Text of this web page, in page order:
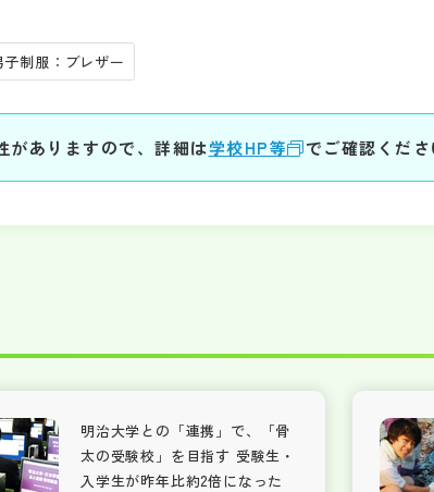
子制服：ブレザー
ありますので、詳細は学校HP等 でご確認くださ
明治大学との「連携」で、「骨
太の受験校」を目指す 受験生・
入学生が昨年比約2倍になった